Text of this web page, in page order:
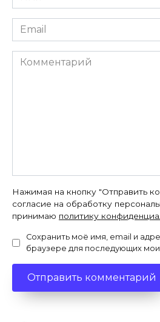
*
Email
*
Комментарий
Нажимая на кнопку "Отправить
согласие на обработку
принимаю политику
Сохранить моё имя, email и
браузере для последующих